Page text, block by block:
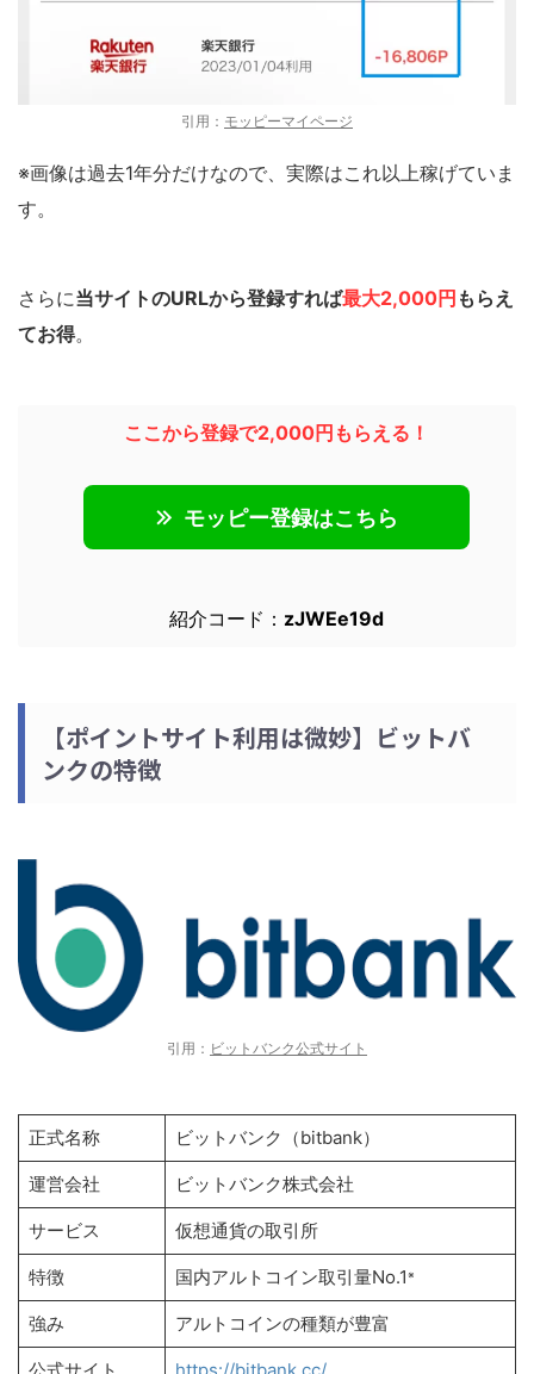
引用： モッピーマイページ
※画像は過去1年分だけなので、実際はこれ以上稼げていま
す。
さらに当サイトのURLから登録すれば最大2,000円 もらえ
てお得。
ここから登録で2,000円もらえる！
モッピー登録はこちら
紹介コード： zJWEe19d
【ポイントサイト利用は微妙】ビットバ
ンクの特徴
引用： ビットバンク公式サイト
正式名称 ビットバンク（bitbank）
運営会社 ビットバンク株式会社
サービス 仮想通貨の取引所
特徴 国内アルトコイン取引量No.1※
強み アルトコインの種類が豊富